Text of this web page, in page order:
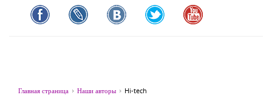
Главная страница Наши авторы Hi-tech